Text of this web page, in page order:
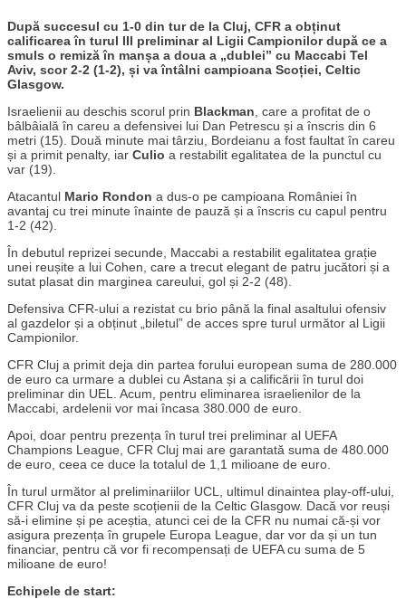
După succesul cu 1-0 din tur de la Cluj, CFR a obținut
calificarea în turul III preliminar al Ligii Campionilor după ce a
smuls o remiză în manșa a doua a „dublei” cu Maccabi Tel
Aviv, scor 2-2 (1-2), și va întâlni campioana Scoției, Celtic
Glasgow.
Israelienii au deschis scorul prin Blackman , care a profitat de o
bâlbâială în careu a defensivei lui Dan Petrescu și a înscris din 6
metri (15). Două minute mai târziu, Bordeianu a fost faultat în careu
și a primit penalty, iar Culio a restabilit egalitatea de la punctul cu
var (19).
Atacantul Mario Rondon a dus-o pe campioana României în
avantaj cu trei minute înainte de pauză și a înscris cu capul pentru
1-2 (42).
În debutul reprizei secunde, Maccabi a restabilit egalitatea grație
unei reușite a lui Cohen, care a trecut elegant de patru jucători și a
sutat plasat din marginea careului, gol și 2-2 (48).
Defensiva CFR-ului a rezistat cu brio până la final asaltului ofensiv
al gazdelor și a obținut „biletul” de acces spre turul următor al Ligii
Campionilor.
CFR Cluj a primit deja din partea forului european suma de 280.000
de euro ca urmare a dublei cu Astana și a calificării în turul doi
preliminar din UEL. Acum, pentru eliminarea israelienilor de la
Maccabi, ardelenii vor mai încasa 380.000 de euro.
Apoi, doar pentru prezența în turul trei preliminar al UEFA
Champions League, CFR Cluj mai are garantată suma de 480.000
de euro, ceea ce duce la totalul de 1,1 milioane de euro.
În turul următor al preliminariilor UCL, ultimul dinaintea play-off-ului,
CFR Cluj va da peste scoțienii de la Celtic Glasgow. Dacă vor reuși
să-i elimine și pe aceștia, atunci cei de la CFR nu numai că-și vor
asigura prezența în grupele Europa League, dar vor da și un tun
financiar, pentru că vor fi recompensați de UEFA cu suma de 5
milioane de euro!
Echipele de start: